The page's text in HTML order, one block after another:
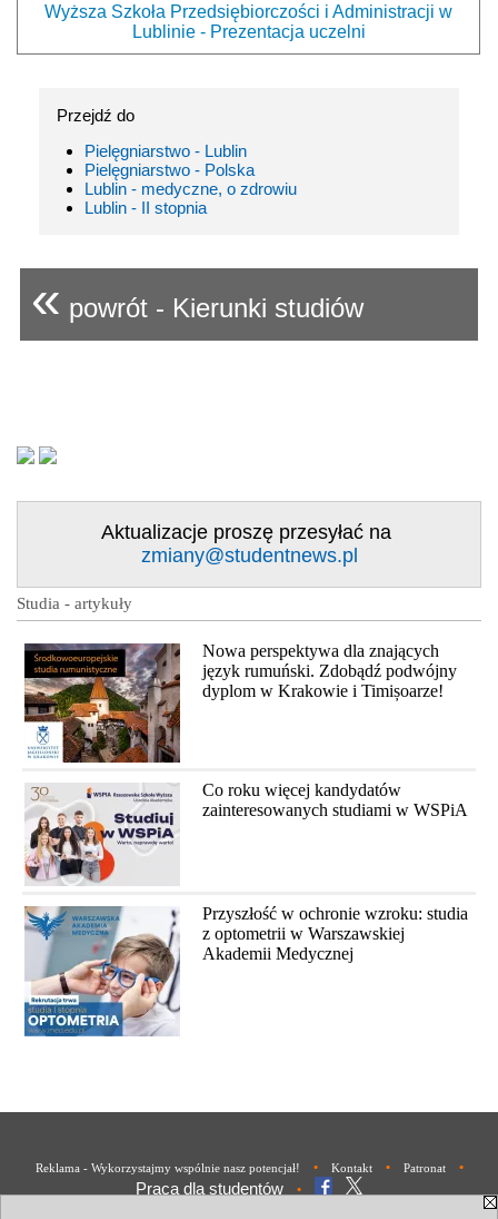
Wyższa Szkoła Przedsiębiorczości i Administracji w
Lublinie - Prezentacja uczelni
Przejdź do
Pielęgniarstwo - Lublin
Pielęgniarstwo - Polska
Lublin - medyczne, o zdrowiu
Lublin - II stopnia
« powrót - Kierunki studiów
Aktualizacje proszę przesyłać na
zmiany@studentnews.pl
Studia - artykuły
Nowa perspektywa dla znających
język rumuński. Zdobądź podwójny
dyplom w Krakowie i Timișoarze!
Co roku więcej kandydatów
zainteresowanych studiami w WSPiA
Przyszłość w ochronie wzroku: studia
z optometrii w Warszawskiej
Akademii Medycznej
Reklama - Wykorzystajmy wspólnie nasz potencjał! • Kontakt • Patronat •
Praca dla studentów •